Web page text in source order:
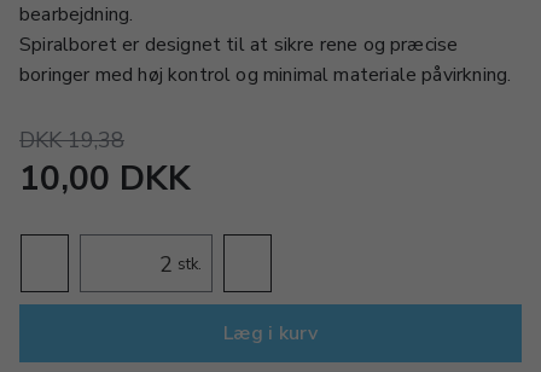
bearbejdning.
Spiralboret er designet til at sikre rene og præcise
boringer med høj kontrol og minimal materiale påvirkning.
DKK 19,38
10,00 DKK
stk.
Læg i kurv